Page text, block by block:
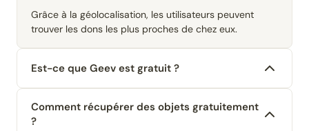
Grâce à la géolocalisation, les utilisateurs peuvent
trouver les dons les plus proches de chez eux.
Est-ce que Geev est gratuit ?
Comment récupérer des objets gratuitement
?